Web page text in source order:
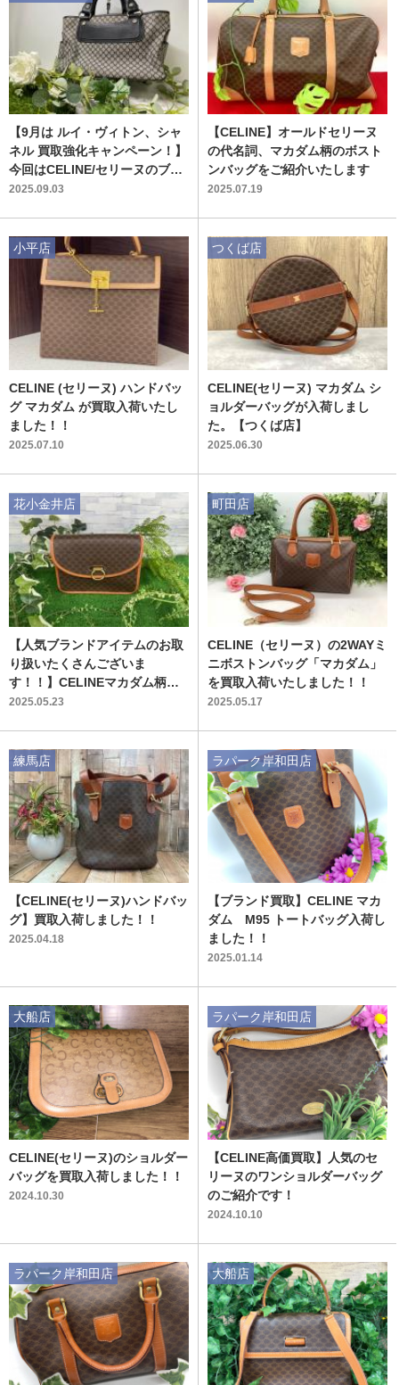
【9月は ルイ・ヴィトン、シャ
ネル 買取強化キャンペーン！】
今回はCELINE/セリーヌのブギ
ーバッグのご紹介です！
2025.09.03
【CELINE】オールドセリーヌ
の代名詞、マカダム柄のボスト
ンバッグをご紹介いたします
2025.07.19
CELINE (セリーヌ) ハンドバッ
グ マカダム が買取入荷いたし
ました！！
2025.07.10
小平店
CELINE(セリーヌ) マカダム シ
ョルダーバッグが入荷しまし
た。【つくば店】
2025.06.30
つくば店
【人気ブランドアイテムのお取
り扱いたくさんございま
す！！】CELINEマカダム柄シ
ョルダーバッグのご紹介！！
2025.05.23
花小金井店
CELINE（セリーヌ）の2WAYミ
ニボストンバッグ「マカダム」
を買取入荷いたしました！！
2025.05.17
町田店
【CELINE(セリーヌ)ハンドバッ
グ】買取入荷しました！！
2025.04.18
練馬店
【ブランド買取】CELINE マカ
ダム M95 トートバッグ入荷し
ました！！
2025.01.14
ラパーク岸和田店
CELINE(セリーヌ)のショルダー
バッグを買取入荷しました！！
2024.10.30
大船店
【CELINE高価買取】人気のセ
リーヌのワンショルダーバッグ
のご紹介です！
2024.10.10
ラパーク岸和田店
ラパーク岸和田店 大船店